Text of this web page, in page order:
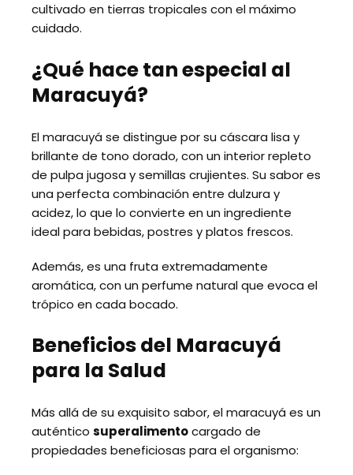
cultivado en tierras tropicales con el máximo
cuidado.
¿Qué hace tan especial al
Maracuyá?
El maracuyá se distingue por su cáscara lisa y
brillante de tono dorado, con un interior repleto
de pulpa jugosa y semillas crujientes. Su sabor es
una perfecta combinación entre dulzura y
acidez, lo que lo convierte en un ingrediente
ideal para bebidas, postres y platos frescos.
Además, es una fruta extremadamente
aromática, con un perfume natural que evoca el
trópico en cada bocado.
Beneficios del Maracuyá
para la Salud
Más allá de su exquisito sabor, el maracuyá es un
auténtico superalimentocargado de
propiedades beneficiosas para el organismo: